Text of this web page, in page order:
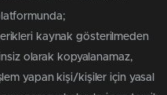
kaynak gösterilmeden
olarak kopyalanamaz,
yapan kişi/kişiler için yasal